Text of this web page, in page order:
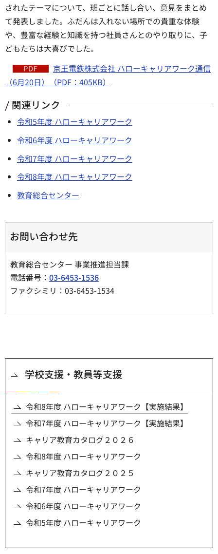
されたテーマについて、班ごとに話し合い、意見をまとめ
て発表しました。ふだんは入れない場所での貴重な体験
や、豊富な経験と知識を持つ社員さんとのやり取りに、子
どもたちは大喜びでした。
京王電鉄株式会社 ハローキャリアワーク通信
（6月20日）（PDF：405KB）
関連リンク
令和5年度 ハローキャリアワーク
令和6年度 ハローキャリアワーク
令和7年度 ハローキャリアワーク
令和8年度 ハローキャリアワーク
教育総合センター
お問い合わせ先
教育総合センター 事業推進担当課
電話番号： 03-6453-1536
ファクシミリ：03-6453-1534
学校支援・教員等支援
令和8年度 ハローキャリアワーク【実施結果】
令和7年度 ハローキャリアワーク【実施結果】
キャリア教育カタログ２０２６
令和8年度 ハローキャリアワーク
キャリア教育カタログ２０２５
令和7年度 ハローキャリアワーク
令和6年度 ハローキャリアワーク
令和5年度 ハローキャリアワーク